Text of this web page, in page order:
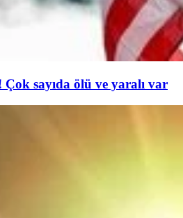
Çok sayıda ölü ve yaralı var